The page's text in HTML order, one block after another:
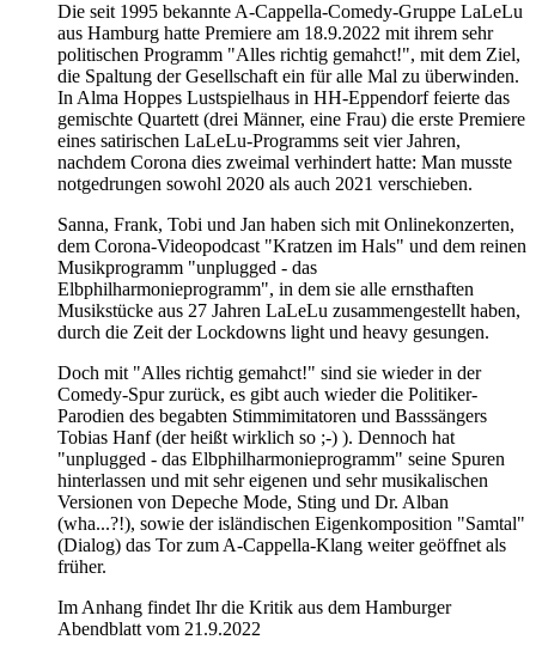
Die seit 1995 bekannte A-Cappella-Comedy-Gruppe LaLeLu
aus Hamburg hatte Premiere am 18.9.2022 mit ihrem sehr
politischen Programm "Alles richtig gemahct!", mit dem Ziel,
die Spaltung der Gesellschaft ein für alle Mal zu überwinden.
In Alma Hoppes Lustspielhaus in HH-Eppendorf feierte das
gemischte Quartett (drei Männer, eine Frau) die erste Premiere
eines satirischen LaLeLu-Programms seit vier Jahren,
nachdem Corona dies zweimal verhindert hatte: Man musste
notgedrungen sowohl 2020 als auch 2021 verschieben.
Sanna, Frank, Tobi und Jan haben sich mit Onlinekonzerten,
dem Corona-Videopodcast "Kratzen im Hals" und dem reinen
Musikprogramm "unplugged - das
Elbphilharmonieprogramm", in dem sie alle ernsthaften
Musikstücke aus 27 Jahren LaLeLu zusammengestellt haben,
durch die Zeit der Lockdowns light und heavy gesungen.
Doch mit "Alles richtig gemahct!" sind sie wieder in der
Comedy-Spur zurück, es gibt auch wieder die Politiker-
Parodien des begabten Stimmimitatoren und Basssängers
Tobias Hanf (der heißt wirklich so ;-) ). Dennoch hat
"unplugged - das Elbphilharmonieprogramm" seine Spuren
hinterlassen und mit sehr eigenen und sehr musikalischen
Versionen von Depeche Mode, Sting und Dr. Alban
(wha...?!), sowie der isländischen Eigenkomposition "Samtal"
(Dialog) das Tor zum A-Cappella-Klang weiter geöffnet als
früher.
Im Anhang findet Ihr die Kritik aus dem Hamburger
Abendblatt vom 21.9.2022